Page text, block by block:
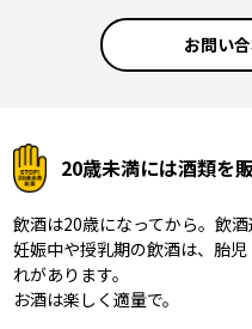
お問い
20歳未満には酒類を
飲酒は20歳になってから。飲
妊娠中や授乳期の飲酒は、胎
れがあります。
お酒は楽しく適量で。